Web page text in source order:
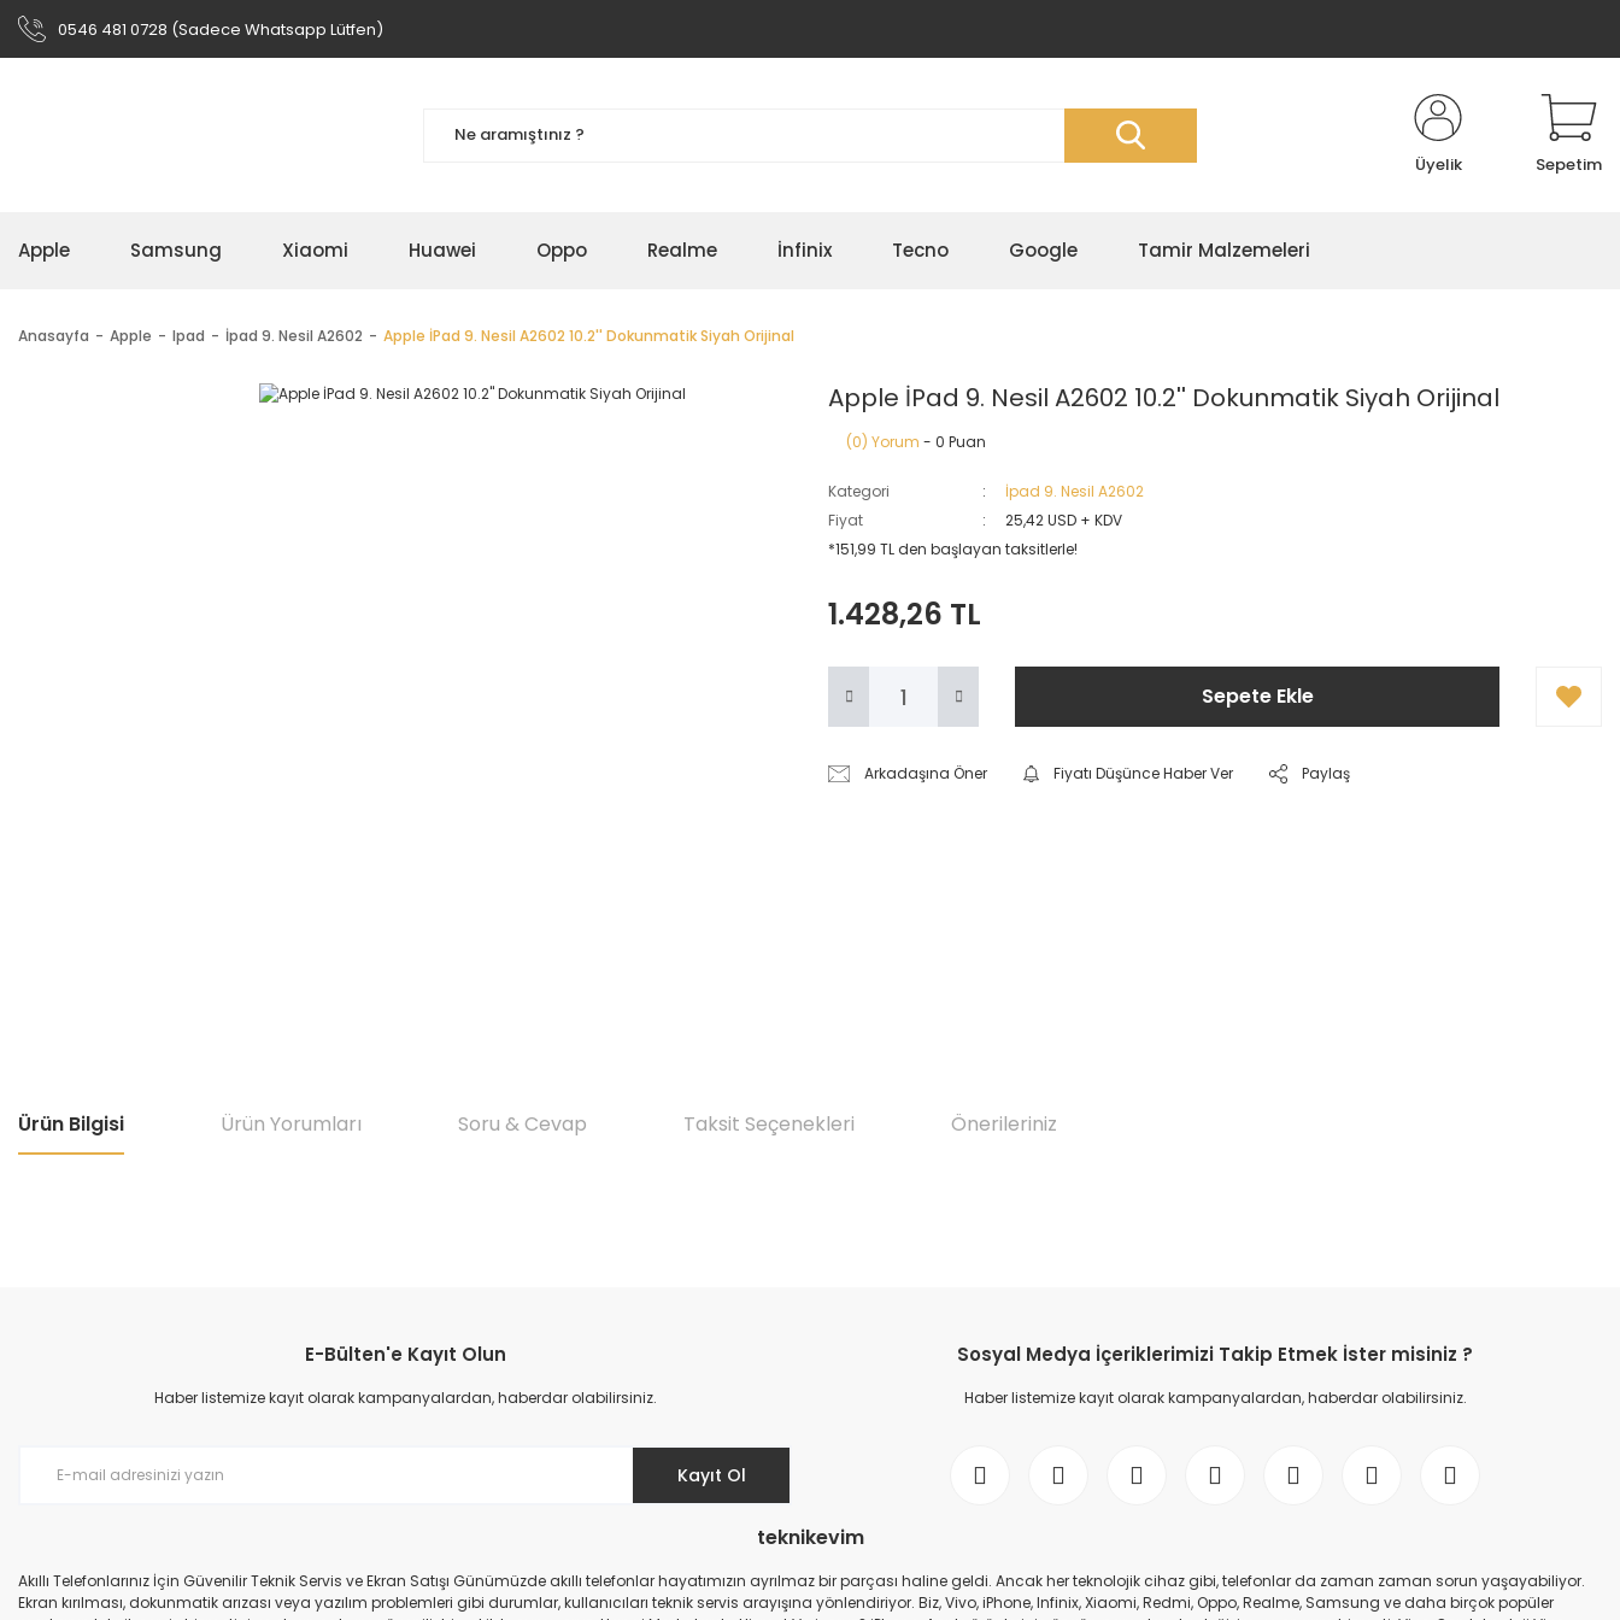
0546 481 0728 (Sadece Whatsapp Lütfen)
Üyelik Sepetim
Apple Samsung Xiaomi Huawei Oppo Realme İnfinix Tecno Google Tamir Malzemeleri
Anasayfa Apple Ipad İpad 9. Nesil A2602 Apple İPad 9. Nesil A2602 10.2'' Dokunmatik Siyah Orijinal
Apple İPad 9. Nesil A2602 10.2'' Dokunmatik Siyah Orijinal
(0) Yorum - 0 Puan
Kategori
İpad 9. Nesil A2602
Fiyat
25,42 USD + KDV
*151,99 TL den başlayan taksitlerle!
1.428,26 TL
Sepete Ekle
Arkadaşına Öner Fiyatı Düşünce Haber Ver Paylaş
Ürün Bilgisi Ürün Yorumları Soru & Cevap Taksit Seçenekleri Önerileriniz
Ürün resmi kalitesiz, bozuk veya görüntülenemiyor.
Ürün açıklamasında eksik bilgiler bulunuyor.
E-Bülten'e Kayıt Olun
Haber listemize kayıt olarak kampanyalardan, haberdar olabilirsiniz.
Kayıt Ol
Sosyal Medya İçeriklerimizi Takip Etmek İster misiniz ?
Haber listemize kayıt olarak kampanyalardan, haberdar olabilirsiniz.
teknikevim
Akıllı Telefonlarınız İçin Güvenilir Teknik Servis ve Ekran Satışı Günümüzde akıllı telefonlar hayatımızın ayrılmaz bir parçası haline geldi. Ancak her teknolojik cihaz gibi, telefonlar da zaman zaman sorun yaşayabiliyor.
Ekran kırılması, dokunmatik arızası veya yazılım problemleri gibi durumlar, kullanıcıları teknik servis arayışına yönlendiriyor. Biz, Vivo, iPhone, Infinix, Xiaomi, Redmi, Oppo, Realme, Samsung ve daha birçok popüler